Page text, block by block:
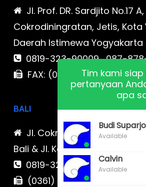
Jl. Prof. DR. Sardjito No.17 A,
Cokrodiningratan, Jetis, Kota
Daerah Istimewa Yogyakarta
0819-323-90009 , 087-
FAX: (021) 780 7511
BALI
Jl. Cokroaminoto No. 17
Bali & Jl. Kerobokan No. 54,
0819-323-90009 , 087-
(0361) 734 983
Tim kami
pertanyaan
apa
Budi Suparjo
Available
Calvin
Available